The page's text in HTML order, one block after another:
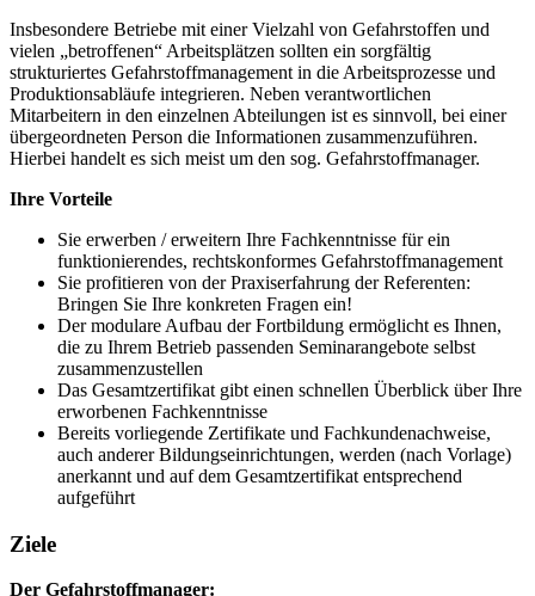
Insbesondere Betriebe mit einer Vielzahl von Gefahrstoffen und
vielen „betroffenen“ Arbeitsplätzen sollten ein sorgfältig
strukturiertes Gefahrstoffmanagement in die Arbeitsprozesse und
Produktionsabläufe integrieren. Neben verantwortlichen
Mitarbeitern in den einzelnen Abteilungen ist es sinnvoll, bei einer
übergeordneten Person die Informationen zusammenzuführen.
Hierbei handelt es sich meist um den sog. Gefahrstoffmanager.
Ihre Vorteile
Sie erwerben / erweitern Ihre Fachkenntnisse für ein
funktionierendes, rechtskonformes Gefahrstoffmanagement
Sie profitieren von der Praxiserfahrung der Referenten:
Bringen Sie Ihre konkreten Fragen ein!
Der modulare Aufbau der Fortbildung ermöglicht es Ihnen,
die zu Ihrem Betrieb passenden Seminarangebote selbst
zusammenzustellen
Das Gesamtzertifikat gibt einen schnellen Überblick über Ihre
erworbenen Fachkenntnisse
Bereits vorliegende Zertifikate und Fachkundenachweise,
auch anderer Bildungseinrichtungen, werden (nach Vorlage)
anerkannt und auf dem Gesamtzertifikat entsprechend
aufgeführt
Ziele
Der Gefahrstoffmanager: